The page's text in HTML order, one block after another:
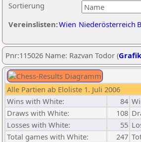
Sortierung
Vereinslisten:Wien Niederösterreich
Pnr:115026 Name: Razvan Todor (
Alle Partien ab Eloliste 1. Juli 2006
Wins with White:
84
Draws with White:
108
Losses with White:
55
Total games with White:
247